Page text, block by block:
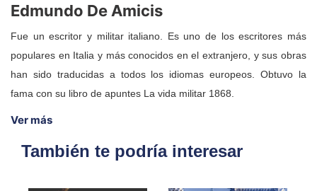
Edmundo De Amicis
Fue un escritor y militar italiano. Es uno de los escritores más
populares en Italia y más conocidos en el extranjero, y sus obras
han sido traducidas a todos los idiomas europeos. Obtuvo la
fama con su libro de apuntes La vida militar 1868.
Ver más
También te podría interesar